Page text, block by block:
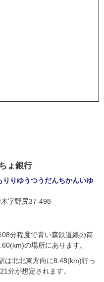
ょ銀行
りゆうつうだんちかんいゆ
字野尻37-498
分程度で青い森鉄道線の筒
の場所にあります。
は北北東方向に8.48(km)行っ
分が想定されます。